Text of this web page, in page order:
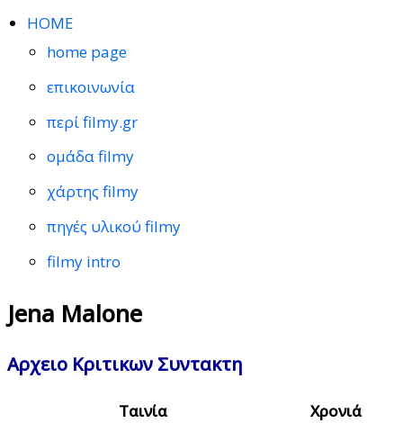
HOME
home page
επικοινωνία
περί filmy.gr
ομάδα filmy
χάρτης filmy
πηγές υλικού filmy
filmy intro
Jena Malone
Αρχειο Κριτικων Συντακτη
Ταινία
Χρονιά